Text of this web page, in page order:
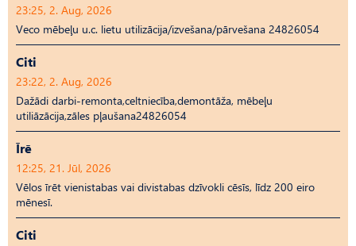
23:25, 2. Aug, 2026
Veco mēbeļu u.c. lietu utilizācija/izvešana/pārvešana 24826054
Citi
23:22, 2. Aug, 2026
Dažādi darbi-remonta,celtniecība,demontāža, mēbeļu
utiliāzācija,zāles pļaušana24826054
Īrē
12:25, 21. Jūl, 2026
Vēlos īrēt vienistabas vai divistabas dzīvokli cēsīs, līdz 200 eiro
mēnesī.
Citi